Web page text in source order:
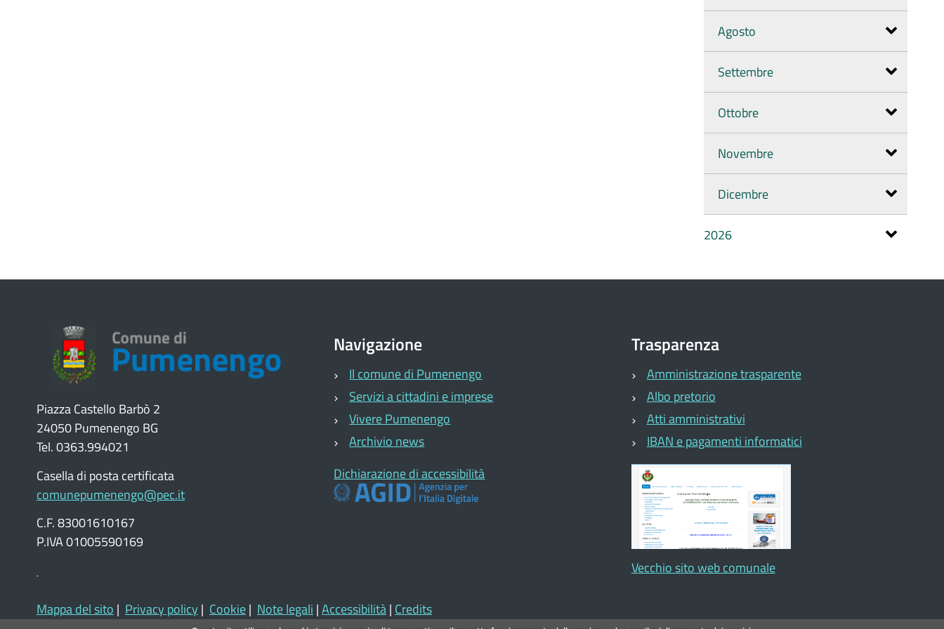
Agosto
Settembre
Ottobre
Novembre
Dicembre
2026
Piazza Castello Barbò 2
24050 Pumenengo BG
Tel. 0363.994021
Casella di posta certificata
comunepumenengo@pec.it
C.F. 83001610167
P.IVA 01005590169
Navigazione
Il comune di Pumenengo
Servizi a cittadini e imprese
Vivere Pumenengo
Archivio news
Dichiarazione di accessibilità
Trasparenza
Amministrazione trasparente
Albo pretorio
Atti amministrativi
IBAN e pagamenti informatici
Vecchio sito web comunale
Mappa del sito | Privacy policy | Cookie| Note legali |Accessibilità| Credits